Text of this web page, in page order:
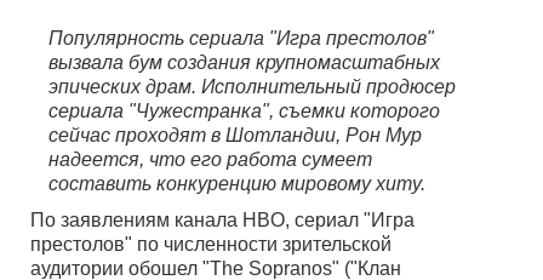
Популярность сериала "Игра престолов"
вызвала бум создания крупномасштабных
эпических драм. Исполнительный продюсер
сериала "Чужестранка", съемки которого
сейчас проходят в Шотландии, Рон Мур
надеется, что его работа сумеет
составить конкуренцию мировому хиту.
По заявлениям канала HBO, сериал "Игра
престолов" по численности зрительской
аудитории обошел "The Sopranos" ("Клан